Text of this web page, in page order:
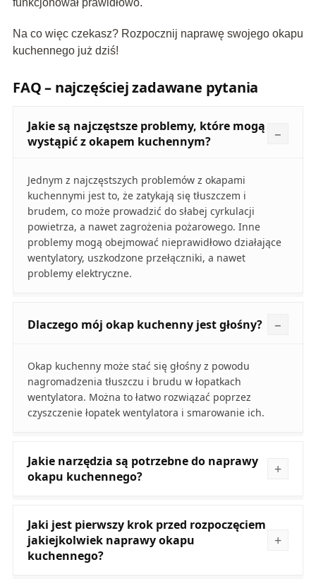
funkcjonował prawidłowo.
Na co więc czekasz? Rozpocznij naprawę swojego okapu
kuchennego już dziś!
FAQ – najczęściej zadawane pytania
Jakie są najczęstsze problemy, które mogą
wystąpić z okapem kuchennym?
Jednym z najczęstszych problemów z okapami
kuchennymi jest to, że zatykają się tłuszczem i
brudem, co może prowadzić do słabej cyrkulacji
powietrza, a nawet zagrożenia pożarowego. Inne
problemy mogą obejmować nieprawidłowo działające
wentylatory, uszkodzone przełączniki, a nawet
problemy elektryczne.
Dlaczego mój okap kuchenny jest głośny?
Okap kuchenny może stać się głośny z powodu
nagromadzenia tłuszczu i brudu w łopatkach
wentylatora. Można to łatwo rozwiązać poprzez
czyszczenie łopatek wentylatora i smarowanie ich.
Jakie narzędzia są potrzebne do naprawy
okapu kuchennego?
Jaki jest pierwszy krok przed rozpoczęciem
jakiejkolwiek naprawy okapu
kuchennego?